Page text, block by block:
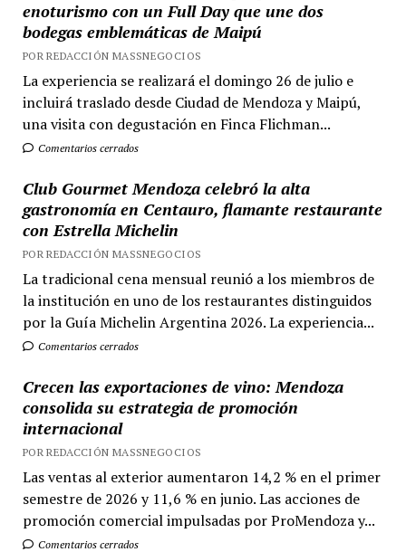
enoturismo con un Full Day que une dos
bodegas emblemáticas de Maipú
POR REDACCIÓN MASSNEGOCIOS
La experiencia se realizará el domingo 26 de julio e
incluirá traslado desde Ciudad de Mendoza y Maipú,
una visita con degustación en Finca Flichman...
Comentarios cerrados
Club Gourmet Mendoza celebró la alta
gastronomía en Centauro, flamante restaurante
con Estrella Michelin
POR REDACCIÓN MASSNEGOCIOS
La tradicional cena mensual reunió a los miembros de
la institución en uno de los restaurantes distinguidos
por la Guía Michelin Argentina 2026. La experiencia...
Comentarios cerrados
Crecen las exportaciones de vino: Mendoza
consolida su estrategia de promoción
internacional
POR REDACCIÓN MASSNEGOCIOS
Las ventas al exterior aumentaron 14,2 % en el primer
semestre de 2026 y 11,6 % en junio. Las acciones de
promoción comercial impulsadas por ProMendoza y...
Comentarios cerrados